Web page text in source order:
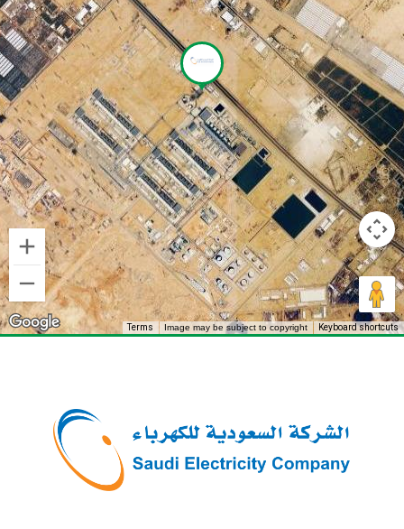
Keyboard shortcuts
Image may be subject to copyright
Terms